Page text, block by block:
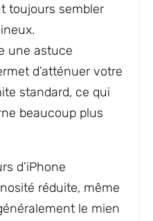
toujours sembler
une astuce
d’atténuer votre
standard, ce qui
beaucoup plus
d’iPhone
réduite, même
le mien